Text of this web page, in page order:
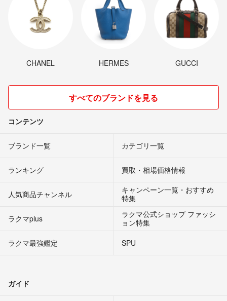
CHANEL HERMES GUCCI
すべてのブランドを見る
コンテンツ
ブランド一覧 カテゴリ一覧
ランキング 買取・相場価格情報
人気商品チャンネル
キャンペーン一覧・おすすめ
特集
ラクマplus
ラクマ公式ショップ ファッシ
ョン特集
ラクマ最強鑑定
SPU
ガイド